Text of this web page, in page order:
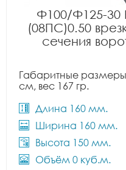
Ф100/Ф125-30
(08ПС)0.50
сечения
Габаритные
см, вес 167 гр.
Длина 160 мм.
Ширина 160 мм.
Высота 150 мм.
Объём 0 куб.м.